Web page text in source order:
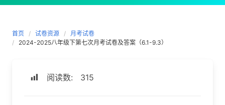
首页 试卷资源
月考试卷
2024-2025八年级下第七次月考试卷及答案（6.1-9.3）
阅读数: 315